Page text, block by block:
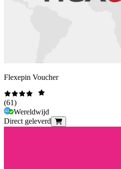
Flexepin Voucher
(61)
Wereldwijd
Direct geleverd